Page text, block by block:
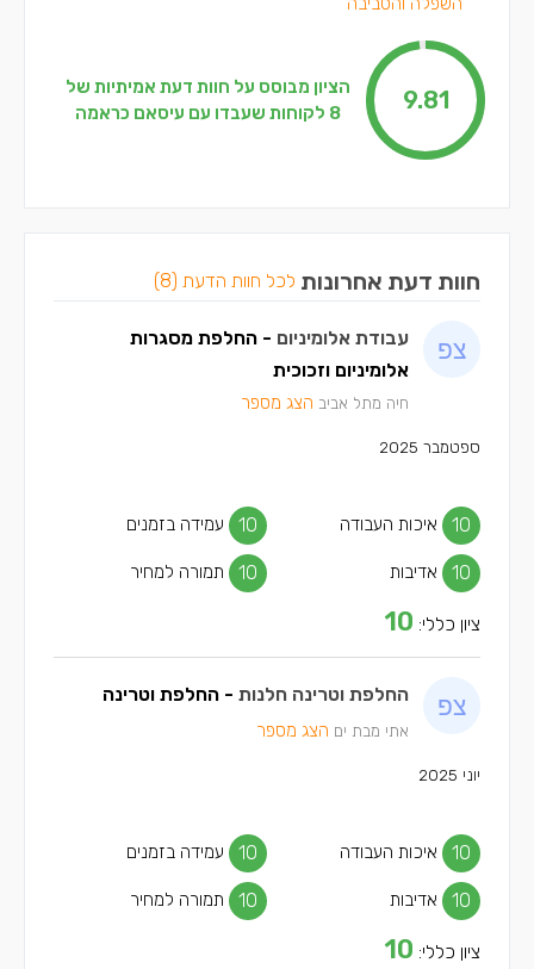
9.81
הציון מבוסס על חוות דעת אמיתיות של
8 לקוחות שעבדו עם עיסאם כראמה
חוות דעת אחרונות לכל חוות הדעת (8)
עבודת אלומיניום - החלפת מסגרות
אלומיניום וזכוכית
חיה מתל אביב הצג מספר
ספטמבר 2025
איכות העבודה 10 עמידה בזמנים 10
אדיבות 10 תמורה למחיר 10
ציון כללי: 10
החלפת וטרינה חלנות - החלפת וטרינה
אתי מבת ים הצג מספר
יוני 2025
איכות העבודה 10 עמידה בזמנים 10
אדיבות 10 תמורה למחיר 10
ציון כללי: 10